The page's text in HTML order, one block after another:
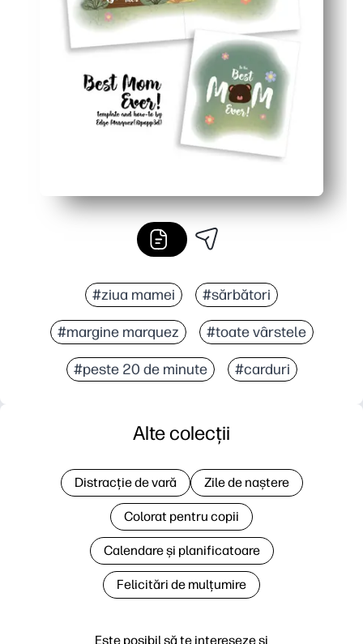
#ziua mamei #sărbători
#margine marquez #toate vârstele
#peste 20 de minute #carduri
Este posibil să te intereseze și
Alte colecții
Distracție de vară Zile de naștere
Colorat pentru copii
Calendare și planificatoare
Felicitări de mulțumire